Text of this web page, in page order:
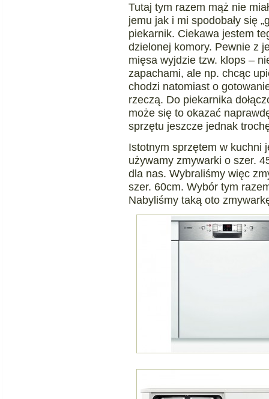
Tutaj tym razem mąż nie
jemu jak i mi spodobały się
piekarnik. Ciekawa jestem
dzielonej komory. Pewnie z
mięsa wyjdzie tzw. klops –
zapachami, ale np. chcąc
chodzi natomiast o
rzeczą. Do piekarnika
może się to okazać
sprzętu jeszcze jednak
Istotnym sprzętem w kuchni
używamy zmywarki o szer.
dla nas. Wybraliśmy więc
szer. 60cm. Wybór tym
Nabyliśmy taką oto